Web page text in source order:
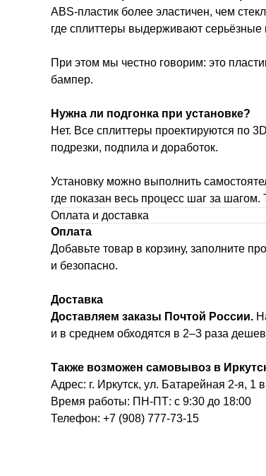
ABS-пластик более эластичен, чем
где сплиттеры выдерживают серьёзные
При этом мы честно говорим: это
бампер.
Нужна ли подгонка при установке?
Нет. Все сплиттеры проектируются по
подрезки, подпила и доработок.
Установку можно выполнить
где показан весь процесс шаг за
Оплата и доставка
Оплата
Добавьте товар в корзину, заполните
и безопасно.
Доставка
Доставляем заказы Почтой России.
и в среднем обходятся в 2–3 раза
Также возможен самовывоз в
Адрес: г. Иркутск, ул. Батарейная 2-я, 1
Время работы: ПН-ПТ: с 9:30 до 18:00
Телефон: +7 (908) 777-73-15